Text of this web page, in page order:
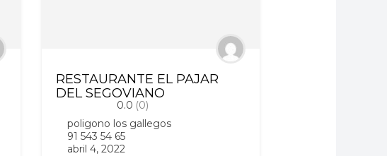
RESTAURANTE EL PAJAR
DEL SEGOVIANO
0.0 (0)
poligono los gallegos
91 543 54 65
abril 4, 2022